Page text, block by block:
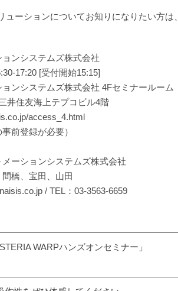
ーションについてお知りになりたい方は、
ョンシステムズ株式会社
17:20 [受付開始15:15]
ンシステムズ株式会社 4Fセミナールーム
友海上テプコビル4階
access_4.html
前登録が必要）
メーションシステムズ株式会社
宝田、山田
/ TEL：03-3563-6659
WARPハンズオンセミナー」